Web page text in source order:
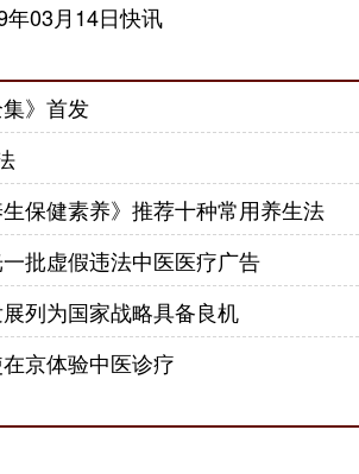
03月14日快讯
集》首发
生保健素养》推荐十种常用养生法
批虚假违法中医医疗广告
列为国家战略具备良机
京体验中医诊疗